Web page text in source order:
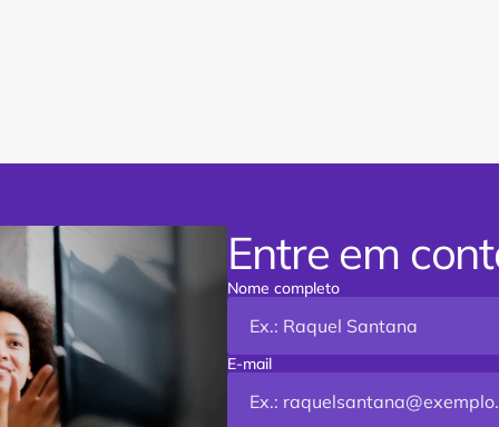
Entre em
Nome completo
Ex.: Raquel Santana
E-mail
Ex.: